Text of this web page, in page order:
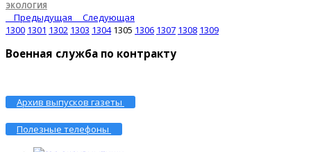
ЭКОЛОГИЯ
Предыдущая
Следующая
1300 1301 1302 1303 1304 1305 1306 1307 1308 1309
Военная служба по контракту
Архив выпусков газеты
Полезные телефоны